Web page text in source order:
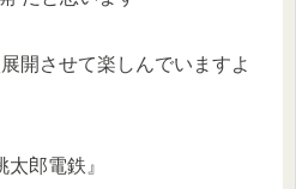
開させて楽しんでいますよ
郎電鉄』